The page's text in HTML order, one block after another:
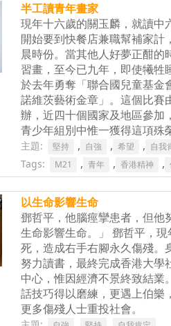
半工讀青年畫家
現年十六歲的關玉麟，就讀中
開始要到快餐店兼職幫補家計
晨時份。當其他人好夢正酣
習畫，至今已九年，即使犧
於去年勇奪「聯合國兒童基
諾維茨藝術金章」。這個比賽
辦，近四十個國家及地區參加
青少年組別中惟一獲得這項殊
主題: 堅持 , 自強 , 希望 , 自我
Tags: M21 , 青年 , 香港精神 ,
以生命影響生命
鄧哲平，他腦痙攣患者，但他
生命影響生命。」 鄧哲平，
死，造成右手右腳永久傷殘。
努力讀書，最終完成香港大學
中心，惟因經濟不景終致結業
話技巧得以磨練，更遇上伯樂
更多傷殘人士重投社會。